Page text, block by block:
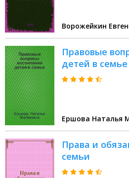
Ворожейкин
Правовые
детей в семье
Ершова Наталья
Права и
семьи